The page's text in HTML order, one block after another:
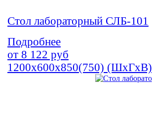
Стол лабораторный СЛБ-101
Подробнее
от 8 122 руб
1200х600х850(750) (ШхГхВ)